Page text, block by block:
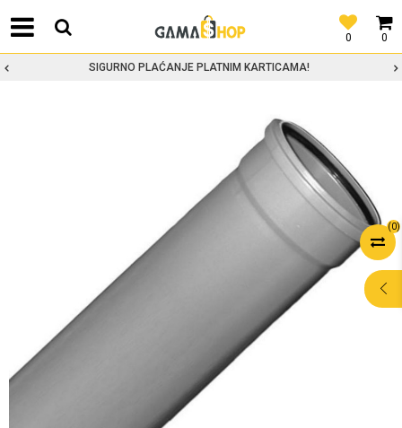
0
0
SIGURNO PLAĆANJE PLATNIM KARTICAMA!
(0)
POMOĆ PRI
KUPOVINI